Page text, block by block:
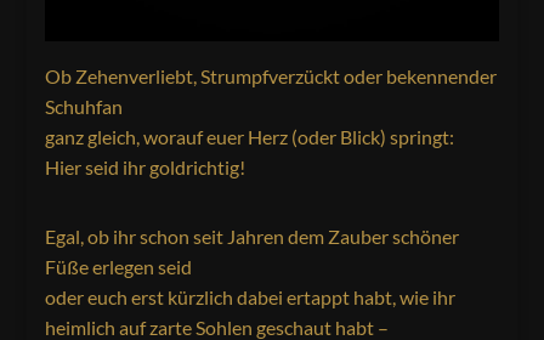
Ob Zehenverliebt, Strumpfverzückt oder bekennender
Schuhfan
ganz gleich, worauf euer Herz (oder Blick) springt:
Hier seid ihr goldrichtig!
Egal, ob ihr schon seit Jahren dem Zauber schöner
Füße erlegen seid
oder euch erst kürzlich dabei ertappt habt, wie ihr
heimlich auf zarte Sohlen geschaut habt –